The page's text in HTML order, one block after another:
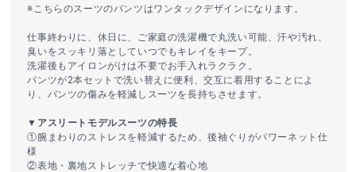
※こちらのスーツのパンツはワンタックデザインになります。
仕事終わりに、休日に、ご家庭の洗濯機で丸洗い可能、汗や汚れ、
臭いをスッキリ落としていつでもキレイをキープ。
洗濯後もアイロンがけは不要でお手入れラクラク。
パンツが2本セットで洗い替えに便利、交互に着用することによ
り、パンツの傷みを軽減しスーツを長持ちさせます。
▼アスリートモデルスーツの特長
①腕まわりのストレスを軽減するため、後袖ぐりがパワーネット仕
様
②表地・裏地ストレッチで快適な着心地